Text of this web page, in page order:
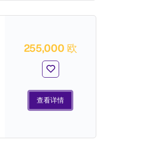
255,000 欧
查看详情